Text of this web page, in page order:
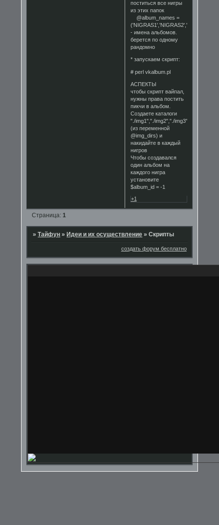
поститься все нигры
из этих папок
@album_names =
- имена альбомов.
берется по одному
рандомно
* запускаем скрипт:
# perl vkalbum.pl
АСПЕКТЫ
чтобы скрипт вайпал,
нужны права постить
пикчи в альбом.
Создаете каталоги
"./img1","./img2","./img3"
(из переменной
@img_dirs) и
накидайте в каждый
нигров
Чтобы создавался
один альбом на
каждого нигра
установите
$album_id = -1
+1
Страница: 1
»Тайфун » Идеи и их осуществление »Скрипты
создать форум бесплатно